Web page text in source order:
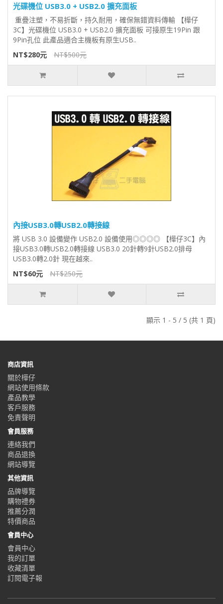
光碟機位 USB3.0 + USB2.0 擴充面板
重疊注塑，不易折斷，持久耐用，確保無錯資料傳輸 【樺仔
3C】光碟機位 USB3.0 + USB2.0 擴充面板 可接原生19Pin 跟
9Pin孔位 此產品適合主機板有原生USB..
NT$280元
NT$500元
內接USB3.0轉USB2.0轉接線
將 USB 3.0 設備變作 USB2.0 設備使用◎◎◎◎ 【樺仔3C】內
接USB3.0轉USB2.0轉接線 USB3.0 20針轉9針USB2.0排母
USB3.0轉2.0針 現在越來..
NT$60元
NT$250元
顯示 1 - 5 / 5 (共 1 頁)
商店資訊
關於樺仔
網站使用條款
產品教學
客戶服務
免責聲明
會員服務
連絡我們
商品退換
網站導覽
其他資訊
品牌導覽
購物禮券
推薦分潤
特價商品
會員中心
會員中心
我的訂單
收藏清單
訂閱電子報